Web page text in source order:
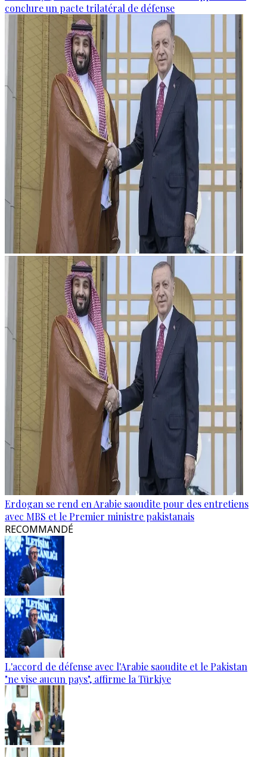
conclure un pacte trilatéral de défense
Erdogan se rend en Arabie saoudite pour des entretiens
avec MBS et le Premier ministre pakistanais
RECOMMANDÉ
L'accord de défense avec l'Arabie saoudite et le Pakistan
"ne vise aucun pays", affirme la Türkiye